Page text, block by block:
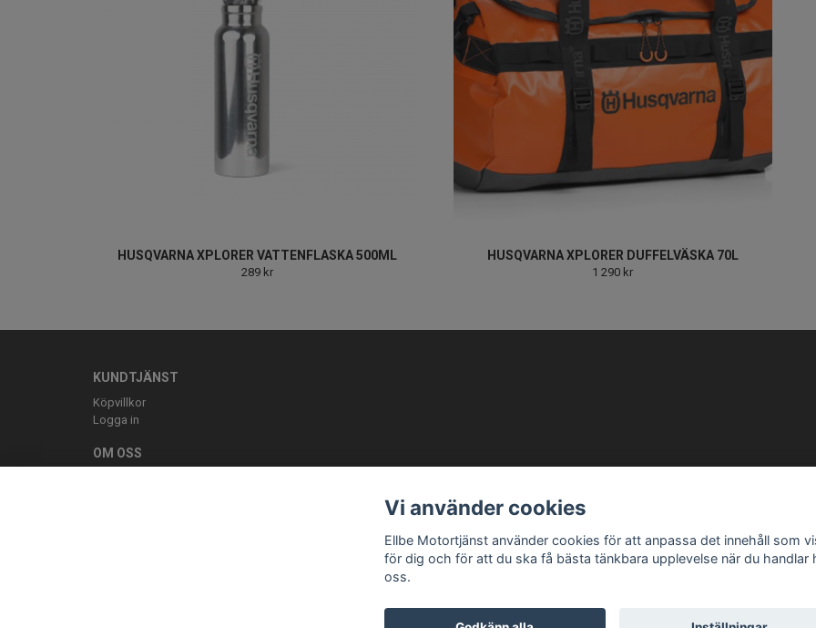
HUSQVARNA XPLORER VATTENFLASKA 500ML
289 kr
HUSQVARNA XPLORER DUFFELVÄSKA 70L
1 290 kr
KUNDTJÄNST
Köpvillkor
Logga in
OM OSS
Vi använder cookies
Ellbe Motortjänst använder cookies för att anpassa det innehåll som
för dig och för att du ska få bästa tänkbara upplevelse när du handlar
oss.